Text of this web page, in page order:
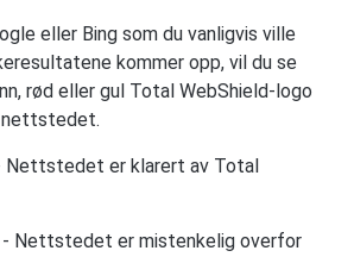
eller Bing som du vanligvis ville
kommer opp, vil du se
rød eller gul Total WebShield-logo
nettstedet.
Nettstedet er klarert av Total
Nettstedet er mistenkelig overfor